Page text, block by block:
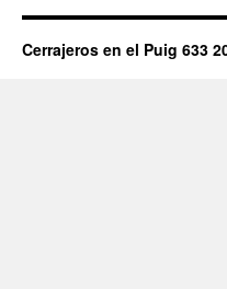
Cerrajeros en el Puig 633